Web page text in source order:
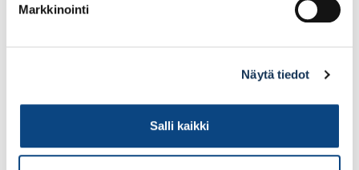
Markkinointi
Näytä tiedot
Salli kaikki
Lisää tilauskoriin Lisää tilauskoriin